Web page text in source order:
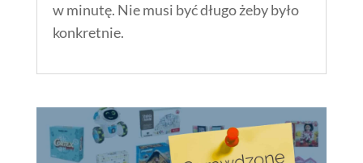
w minutę. Nie musi być długo żeby było
konkretnie.